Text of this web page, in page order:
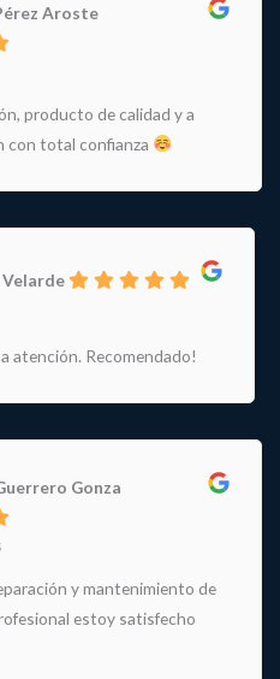
Aroste
producto de calidad y a
con total confianza
Velarde
atención. Recomendado!
Gonza
y mantenimiento de
estoy satisfecho